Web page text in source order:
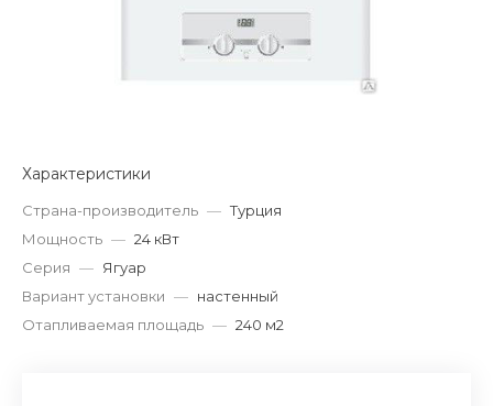
Характеристики
Страна-производитель — Турция
Мощность — 24 кВт
Серия — Ягуар
Вариант установки — настенный
Отапливаемая площадь — 240 м2